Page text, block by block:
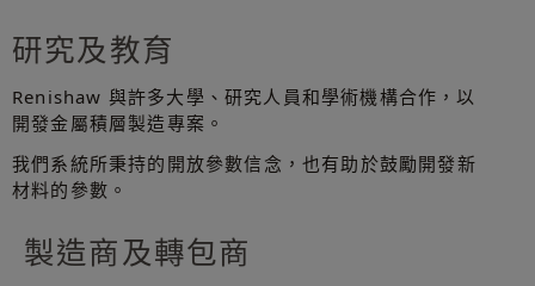
研究及教育
Renishaw 與許多大學、研究人員和學術機構合作，以
開發金屬積層製造專案。
我們系統所秉持的開放參數信念，也有助於鼓勵開發新
材料的參數。
製造商及轉包商